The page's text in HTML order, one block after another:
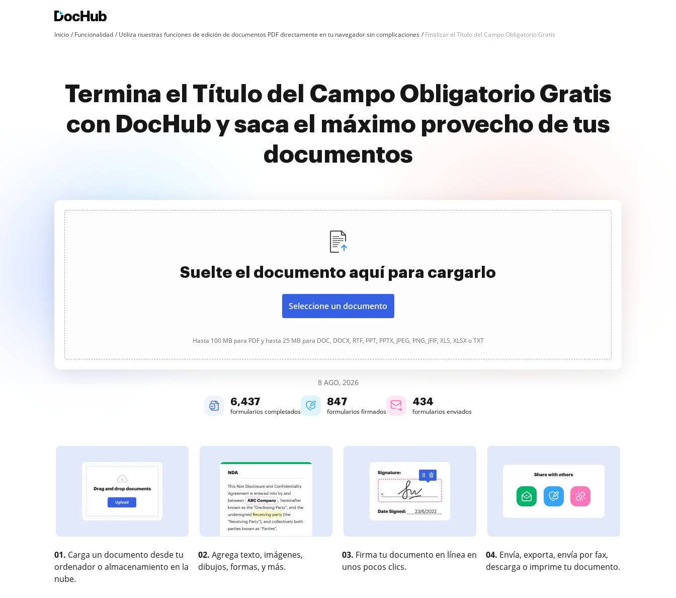
Inicio Funcionalidad Utiliza nuestras funciones de edición de documentos PDF directamente en tu navegador sin complicaciones Finalizar el Título del Campo Obligatorio Gratis
Termina el Título del Campo Obligatorio Gratis
con DocHub y saca el máximo provecho de tus
documentos
Suelte el documento aquí para cargarlo
Seleccione un documento
Hasta 100 MB para PDF y hasta 25 MB para DOC, DOCX, RTF, PPT, PPTX, JPEG, PNG, JFIF, XLS, XLSX o TXT
8 AGO, 2026
6,438
formularios completados
847
formularios firmados
434
formularios enviados
01. Carga un documento desde tu
ordenador o almacenamiento en la
nube.
02. Agrega texto, imágenes,
dibujos, formas, y más.
03. Firma tu documento en línea en
unos pocos clics.
04. Envía, exporta, envía por fax,
descarga o imprime tu documento.